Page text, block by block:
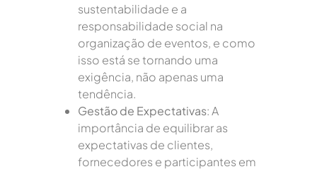
sustentabilidade e a
responsabilidade social na
organização de eventos, e como
isso está se tornando uma
exigência, não apenas uma
tendência.
Gestão de Expectativas: A
importância de equilibrar as
expectativas de clientes,
fornecedores e participantes em